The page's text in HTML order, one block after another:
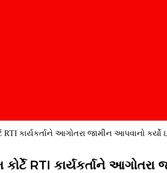
કાર્યકર્તાને આગોતરા જામીન આપવાનો કર્યો
RTI કાર્યકર્તાને આગોતરા